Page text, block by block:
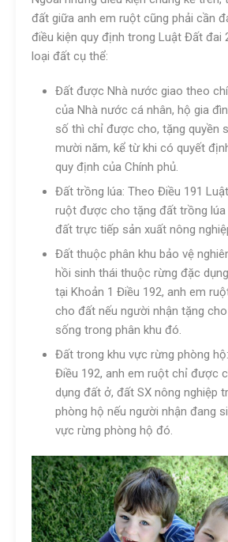
đất giữa anh em ruột cũng phải cần
điều kiện quy định trong Luật Đất đai
loại đất cụ thể:
Đất được Nhà nước giao theo
của Nhà nước cá nhân, hộ gia
số thì chỉ được cho, tặng quyền
mười năm, kể từ khi có quyết
quy định của Chính phủ.
Đất trồng lúa: Theo Điều 191
ruột được cho tặng đất trồng lúa
đất trực tiếp sản xuất nông
Đất thuộc phân khu bảo vệ
hồi sinh thái thuộc rừng đặc
tại Khoản 1 Điều 192, anh em
cho đất nếu người nhận tặng
sống trong phân khu đó.
Đất trong khu vực rừng phòng
Điều 192, anh em ruột chỉ được
dụng đất ở, đất SX nông nghiệp
phòng hộ nếu người nhận đang
vực rừng phòng hộ đó.